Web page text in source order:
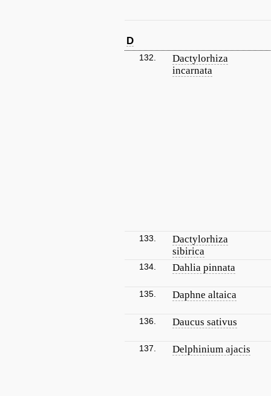
D
132.
Dactylorhiza
incarnata
133.
Dactylorhiza
sibirica
134. Dahlia pinnata
135. Daphne altaica
136. Daucus sativus
137. Delphinium ajacis